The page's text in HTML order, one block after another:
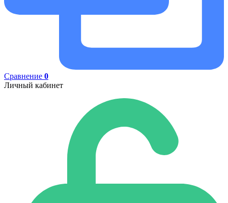
Сравнение 0
Личный кабинет